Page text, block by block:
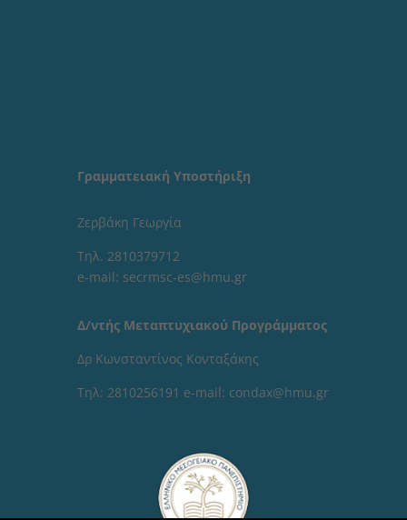
Γραμματειακή Υποστήριξη
Ζερβάκη Γεωργία
Τηλ. 2810379712
e-mail: secrmsc-es@hmu.gr
Δ/ντής Μεταπτυχιακού Προγράμματος
Δρ Κωνσταντίνος Κονταξάκης
Τηλ: 2810256191 e-mail: condax@hmu.gr